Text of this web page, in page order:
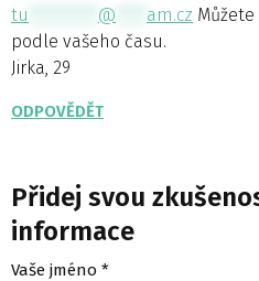
tu
@ am.cz
podle vašeho času.
Jirka, 29
ODPOVĚDĚT
Přidej svou
informace
Vaše jméno *